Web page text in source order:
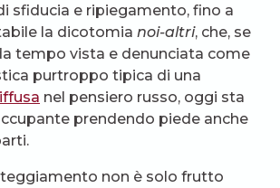
sfiducia e ripiegamento, fino a
la dicotomia noi-altri, che, se
tempo vista e denunciata come
purtroppo tipica di una
nel pensiero russo, oggi sta
prendendo piede anche
non è solo frutto